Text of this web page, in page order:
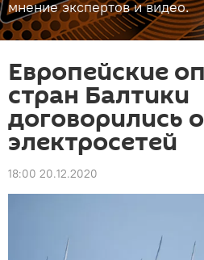
мнение экспертов и видео.
Европейские
стран Балтики
договорились
электросетей
18:00 20.12.2020